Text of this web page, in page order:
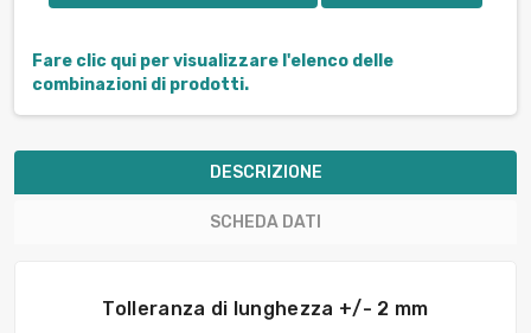
Fare clic qui per visualizzare l'elenco delle
combinazioni di prodotti.
DESCRIZIONE
SCHEDA DATI
Tolleranza di lunghezza +/- 2 mm